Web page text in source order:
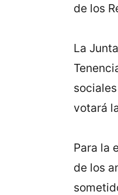
de los
La
votará
Para la
de los